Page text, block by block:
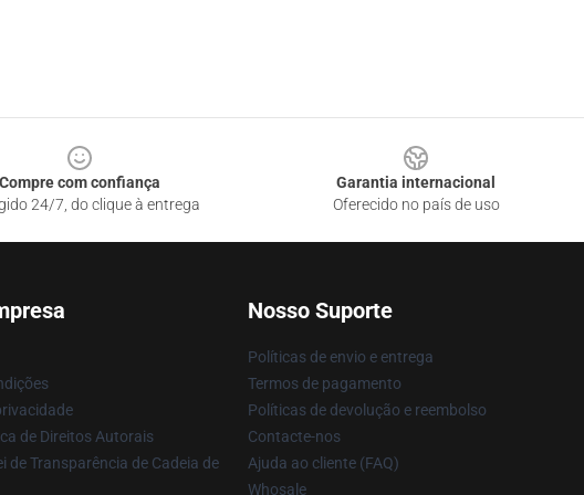
Compre com confiança
24/7, do clique à entrega
Garantia internacional
Oferecido no país de uso
de Direitos Autorais
de Transparência de Cadeia de
Nosso Suporte
Políticas de envio e entrega
Termos de pagamento
Políticas de devolução e reembolso
Contacte-nos
Ajuda ao cliente (FAQ)
Whosale